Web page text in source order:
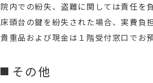
院内での紛失、盗難に関しては責任を
床頭台の鍵を紛失された場合、実費負
貴重品および現金は１階受付窓口でお
その他